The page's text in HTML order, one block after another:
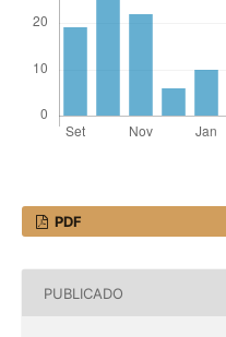
PDF
PUBLICADO